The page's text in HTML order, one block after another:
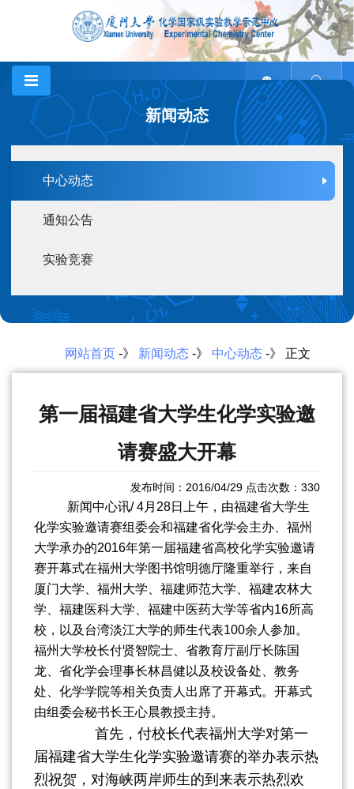
新闻动态
中心动态
通知公告
实验竞赛
网站首页 -》 新闻动态 -》 中心动态 -》 正文
第一届福建省大学生化学实验邀
请赛盛大开幕
发布时间：2016/04/29 点击次数： 330
新闻中心讯/ 4月28日上午，由福建省大学生
化学实验邀请赛组委会和福建省化学会主办、福州
大学承办的2016年第一届福建省高校化学实验邀请
赛开幕式在福州大学图书馆明德厅隆重举行，来自
厦门大学、福州大学、福建师范大学、福建农林大
学、福建医科大学、福建中医药大学等省内16所高
校，以及台湾淡江大学的师生代表100余人参加。
福州大学校长付贤智院士、省教育厅副厅长陈国
龙、省化学会理事长林昌健以及校设备处、教务
处、化学学院等相关负责人出席了开幕式。开幕式
由组委会秘书长王心晨教授主持。
首先，付校长代表福州大学对第一
届福建省大学生化学实验邀请赛的举办表示热
烈祝贺，对海峡两岸师生的到来表示热烈欢